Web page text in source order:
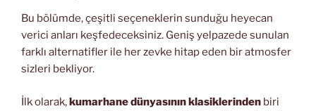
Bu bölümde, çeşitli seçeneklerin sunduğu heyecan
verici anları keşfedeceksiniz. Geniş yelpazede sunulan
farklı alternatifler ile her zevke hitap eden bir atmosfer
sizleri bekliyor.
İlk olarak,kumarhane dünyasının klasiklerinden biri